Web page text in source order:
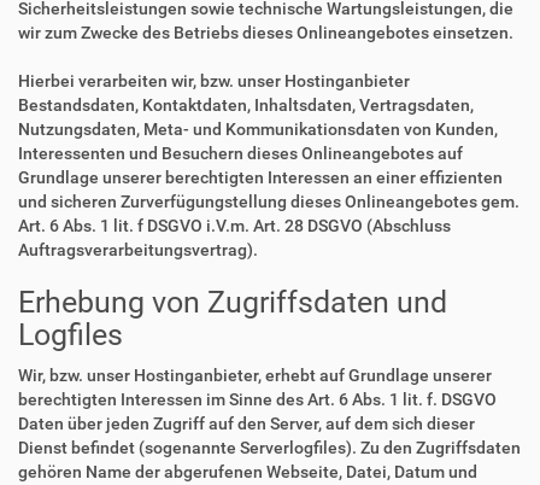
Sicherheitsleistungen sowie technische Wartungsleistungen, die
wir zum Zwecke des Betriebs dieses Onlineangebotes einsetzen.
Hierbei verarbeiten wir, bzw. unser Hostinganbieter
Bestandsdaten, Kontaktdaten, Inhaltsdaten, Vertragsdaten,
Nutzungsdaten, Meta- und Kommunikationsdaten von Kunden,
Interessenten und Besuchern dieses Onlineangebotes auf
Grundlage unserer berechtigten Interessen an einer effizienten
und sicheren Zurverfügungstellung dieses Onlineangebotes gem.
Art. 6 Abs. 1 lit. f DSGVO i.V.m. Art. 28 DSGVO (Abschluss
Auftragsverarbeitungsvertrag).
Erhebung von Zugriffsdaten und
Logfiles
Wir, bzw. unser Hostinganbieter, erhebt auf Grundlage unserer
berechtigten Interessen im Sinne des Art. 6 Abs. 1 lit. f. DSGVO
Daten über jeden Zugriff auf den Server, auf dem sich dieser
Dienst befindet (sogenannte Serverlogfiles). Zu den Zugriffsdaten
gehören Name der abgerufenen Webseite, Datei, Datum und